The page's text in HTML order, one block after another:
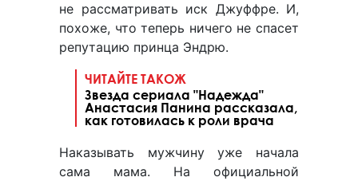
не рассматривать иск Джуффре. И,
похоже, что теперь ничего не спасет
репутацию принца Эндрю.
ЧИТАЙТЕ ТАКОЖ
Звезда сериала "Надежда"
Анастасия Панина рассказала,
как готовилась к роли врача
Наказывать мужчину уже начала
сама мама. На официальной